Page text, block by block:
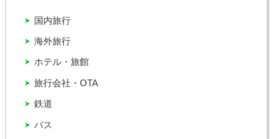
バス
ホテル・旅館
国内旅行
旅行会社・OTA
海外旅行
鉄道